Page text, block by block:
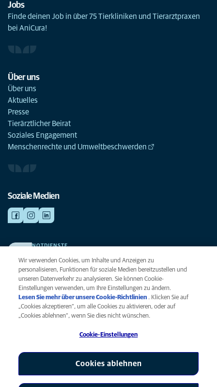
Jobs
Finde deinen Job in über 75 Tierkliniken und Tierarztpraxen
bei AniCura!
Über uns
Über uns
Aktuelles
Presse
Tierärztlicher Beirat
Soziales Engagement
Menschenrechte und Umweltbeschwerden
Soziale Medien
NOTDIENSTE
beste Versorgung verdient.
Datenschutz
Legal
Hinweis zu Cookies
AniCura ist eine Tochtergesellschaft von Mars, Inc © 2026
Wir verwenden Cookies, um Inhalte und Anzeigen zu
personalisieren, Funktionen für soziale Medien bereitzustellen und
unseren Datenverkehr zu analysieren. Sie können Cookie-
Einstellungen verwenden, um Ihre Einstellungen zu ändern.
Lesen Sie mehr über unsere Cookie-Richtlinien (opens in a new
tab)
. Klicken Sie auf
„Cookies akzeptieren“, um alle Cookies zu aktivieren, oder auf
„Cookies ablehnen“, wenn Sie dies nicht wünschen.
Cookie-Einstellungen
Cookies ablehnen